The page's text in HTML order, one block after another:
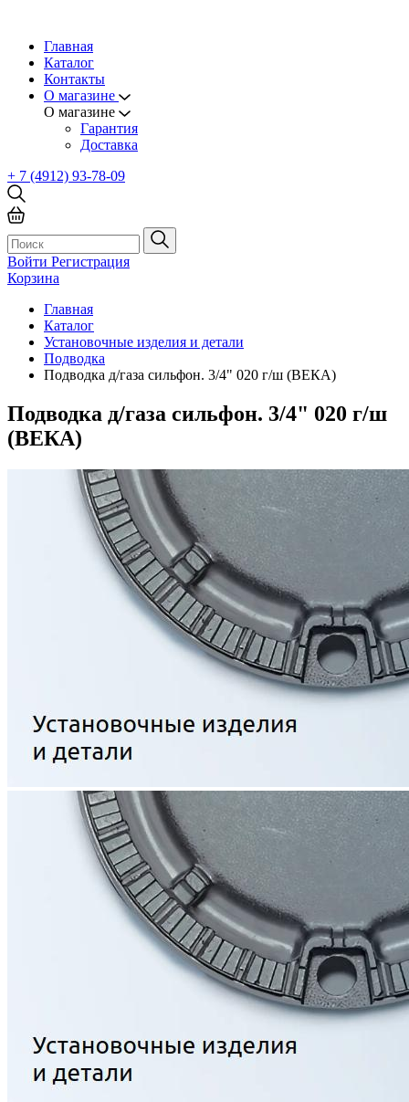
Главная
Каталог
Контакты
О магазине
О магазине
Гарантия
Доставка
+ 7 (4912) 93-78-09
Войти Регистрация
Корзина
Главная
Каталог
Установочные изделия и детали
Подводка
Подводка д/газа сильфон. 3/4" 020 г/ш (ВЕКА)
Подводка д/газа сильфон. 3/4" 020 г/ш
(ВЕКА)